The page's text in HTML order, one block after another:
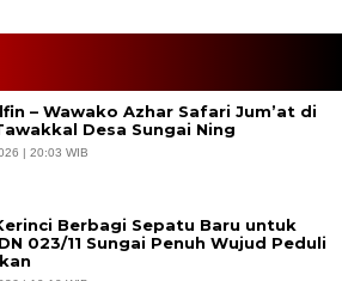
– Wawako Azhar Safari Jum’at di
Desa Sungai Ning
| 20:03 WIB
Berbagi Sepatu Baru untuk
023/11 Sungai Penuh Wujud Peduli